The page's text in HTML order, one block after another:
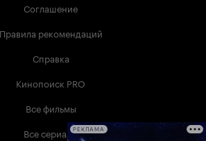
Соглашение
Правила рекомендаций
Справка
Кинопоиск PRO
Все фильмы
Все сериалыРЕКЛАМА